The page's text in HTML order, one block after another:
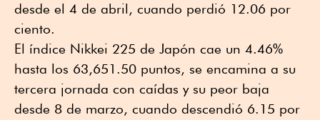
desde el 4 de abril, cuando perdió 12.06 por
ciento.
El índice Nikkei 225 de Japón cae un 4.46%
hasta los 63,651.50 puntos, se encamina a su
tercera jornada con caídas y su peor baja
desde 8 de marzo, cuando descendió 6.15 por